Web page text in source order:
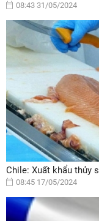
08:43 31/05/2024
Chile: Xuất khẩu thủy
08:45 17/05/2024